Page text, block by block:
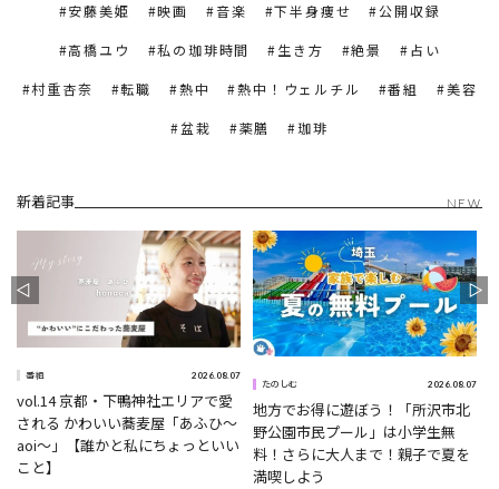
安藤美姫 映画 音楽 下半身痩せ 公開収録
高橋ユウ 私の珈琲時間 生き方 絶景 占い
村重杏奈 転職 熱中 熱中！ウェルチル 番組 美容
盆栽 薬膳 珈琲
新着記事 NEW
番組 2026.08.07
vol.14 京都・下鴨神社エリアで愛
される かわいい蕎麦屋「あふひ〜
aoi〜」【誰かと私にちょっといい
こと】
たのしむ 2026.08.07
地方でお得に遊ぼう！「所沢市北
野公園市民プール」は小学生無
料！さらに大人まで！親子で夏を
満喫しよう